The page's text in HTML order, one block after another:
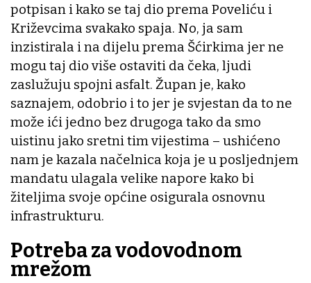
potpisan i kako se taj dio prema Poveliću i
Križevcima svakako spaja. No, ja sam
inzistirala i na dijelu prema Šćirkima jer ne
mogu taj dio više ostaviti da čeka, ljudi
zaslužuju spojni asfalt. Župan je, kako
saznajem, odobrio i to jer je svjestan da to ne
može ići jedno bez drugoga tako da smo
uistinu jako sretni tim vijestima – ushićeno
nam je kazala načelnica koja je u posljednjem
mandatu ulagala velike napore kako bi
žiteljima svoje općine osigurala osnovnu
infrastrukturu.
Potreba za vodovodnom
mrežom